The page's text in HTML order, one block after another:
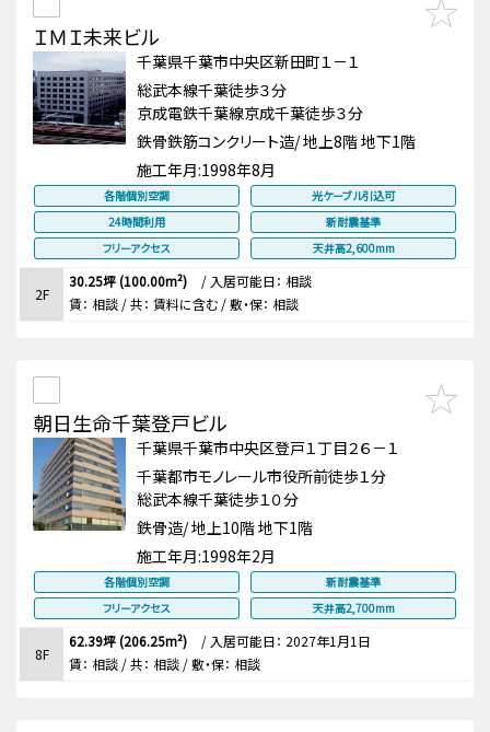
ＩＭＩ未来ビル
千葉県千葉市中央区新田町１－１
総武本線千葉徒歩３分
京成電鉄千葉線京成千葉徒歩３分
鉄骨鉄筋コンクリート造/ 地上8階 地下1階
施工年月:1998年8月
各階個別空調
光ケーブル引込可
24時間利用
新耐震基準
フリーアクセス
天井高2,600mm
2F
30.25坪 (100.00m²) / 入居可能日： 相談
賃： 相談 / 共： 賃料に含む / 敷・保： 相談
朝日生命千葉登戸ビル
千葉県千葉市中央区登戸１丁目２６－１
千葉都市モノレール市役所前徒歩１分
総武本線千葉徒歩１０分
鉄骨造/ 地上10階 地下1階
施工年月:1998年2月
各階個別空調
新耐震基準
フリーアクセス
天井高2,700mm
8F
62.39坪 (206.25m²) / 入居可能日： 2027年1月1日
賃： 相談 / 共： 相談 / 敷・保： 相談